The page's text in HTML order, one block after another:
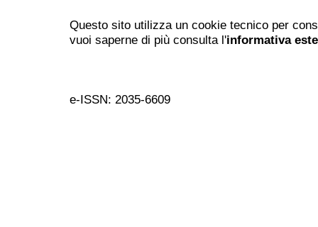
Questo sito utilizza un cookie tecnico per
vuoi saperne di più consulta l'informativa
e-ISSN: 2035-6609